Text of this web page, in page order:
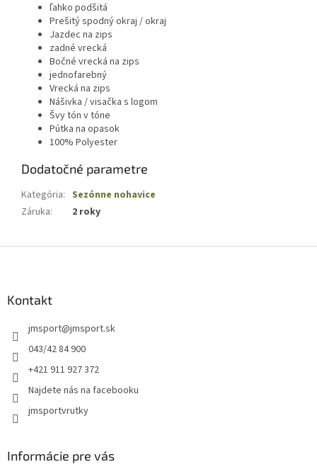
ľahko podšitá
Prešitý spodný okraj / okraj
Jazdec na zips
zadné vrecká
Bočné vrecká na zips
jednofarebný
Vrecká na zips
Nášivka / visačka s logom
Švy tón v tóne
Pútka na opasok
100% Polyester
Dodatočné parametre
Kategória: Sezónne nohavice
Záruka: 2 roky
Kontakt
jmsport@jmsport.sk
043/42 84 900
+421 911 927 372
Najdete nás na facebooku
jmsportvrutky
Informácie pre vás